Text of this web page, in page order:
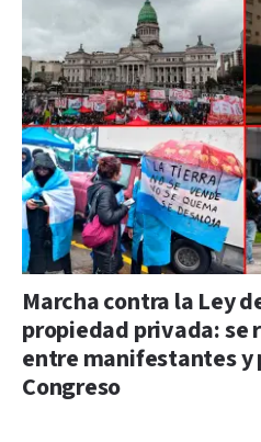
Marcha contra la Ley
propiedad privada:
entre manifestantes y
Congreso